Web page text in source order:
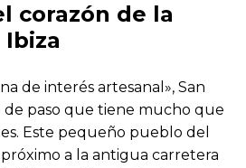
corazón de la
de interés artesanal», San
de paso que tiene mucho que
Este pequeño pueblo del
a la antigua carretera